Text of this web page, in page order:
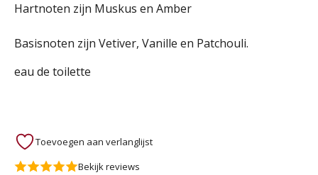
Hartnoten zijn Muskus en Amber
Basisnoten zijn Vetiver, Vanille en Patchouli.
eau de toilette
Toevoegen aan verlanglijst
Bekijk reviews